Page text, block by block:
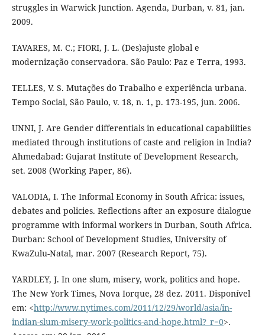
struggles in Warwick Junction. Agenda, Durban, v. 81, jan.
2009.
TAVARES, M. C.; FIORI, J. L. (Des)ajuste global e
modernização conservadora. São Paulo: Paz e Terra, 1993.
TELLES, V. S. Mutações do Trabalho e experiência urbana.
Tempo Social, São Paulo, v. 18, n. 1, p. 173-195, jun. 2006.
UNNI, J. Are Gender differentials in educational capabilities
mediated through institutions of caste and religion in India?
Ahmedabad: Gujarat Institute of Development Research,
set. 2008 (Working Paper, 86).
VALODIA, I. The Informal Economy in South Africa: issues,
debates and policies. Reflections after an exposure dialogue
programme with informal workers in Durban, South Africa.
Durban: School of Development Studies, University of
KwaZulu-Natal, mar. 2007 (Research Report, 75).
YARDLEY, J. In one slum, misery, work, politics and hope.
The New York Times, Nova Iorque, 28 dez. 2011. Disponível
em: <http://www.nytimes.com/2011/12/29/world/asia/in-
indian-slum-misery-work-politics-and-hope.html?_r=0>.